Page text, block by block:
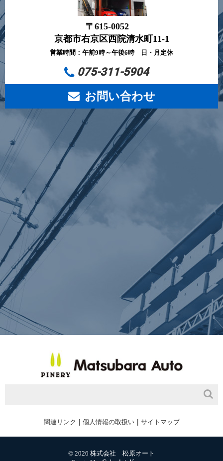
〒615-0052
京都市右京区西院清水町11-1
営業時間：午前9時～午後6時 日・月定休
075-311-5904
お問い合わせ
関連リンク 個人情報の取扱い サイトマップ
© 2026 株式会社 松原オート